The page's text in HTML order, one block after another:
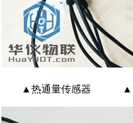
▲热通量传感器 ▲太阳总